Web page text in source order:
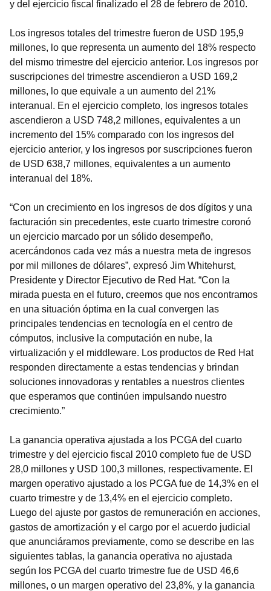
y del ejercicio fiscal finalizado el 28 de febrero de 2010.
Los ingresos totales del trimestre fueron de USD 195,9
millones, lo que representa un aumento del 18% respecto
del mismo trimestre del ejercicio anterior. Los ingresos por
suscripciones del trimestre ascendieron a USD 169,2
millones, lo que equivale a un aumento del 21%
interanual. En el ejercicio completo, los ingresos totales
ascendieron a USD 748,2 millones, equivalentes a un
incremento del 15% comparado con los ingresos del
ejercicio anterior, y los ingresos por suscripciones fueron
de USD 638,7 millones, equivalentes a un aumento
interanual del 18%.
“Con un crecimiento en los ingresos de dos dígitos y una
facturación sin precedentes, este cuarto trimestre coronó
un ejercicio marcado por un sólido desempeño,
acercándonos cada vez más a nuestra meta de ingresos
por mil millones de dólares”, expresó Jim Whitehurst,
Presidente y Director Ejecutivo de Red Hat. “Con la
mirada puesta en el futuro, creemos que nos encontramos
en una situación óptima en la cual convergen las
principales tendencias en tecnología en el centro de
cómputos, inclusive la computación en nube, la
virtualización y el middleware. Los productos de Red Hat
responden directamente a estas tendencias y brindan
soluciones innovadoras y rentables a nuestros clientes
que esperamos que continúen impulsando nuestro
crecimiento.”
La ganancia operativa ajustada a los PCGA del cuarto
trimestre y del ejercicio fiscal 2010 completo fue de USD
28,0 millones y USD 100,3 millones, respectivamente. El
margen operativo ajustado a los PCGA fue de 14,3% en el
cuarto trimestre y de 13,4% en el ejercicio completo.
Luego del ajuste por gastos de remuneración en acciones,
gastos de amortización y el cargo por el acuerdo judicial
que anunciáramos previamente, como se describe en las
siguientes tablas, la ganancia operativa no ajustada
según los PCGA del cuarto trimestre fue de USD 46,6
millones, o un margen operativo del 23,8%, y la ganancia